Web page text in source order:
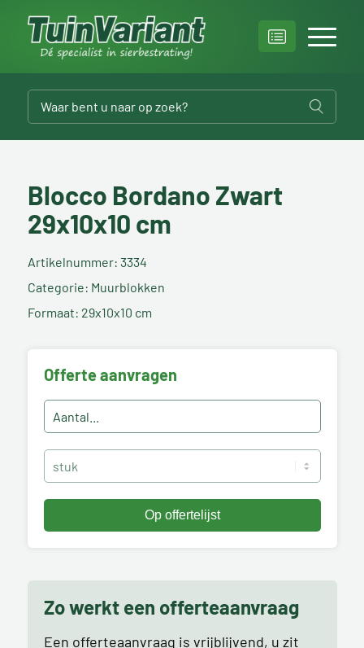
Blocco Bordano Zwart
29x10x10 cm
Artikelnummer: 3334
Categorie: Muurblokken
Formaat: 29x10x10 cm
Offerte aanvragen
Zo werkt een offerteaanvraag
Een offerteaanvraag is vrijblijvend, u zit